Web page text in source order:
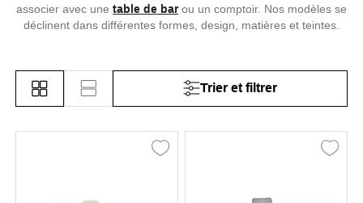
associer avec une table de barou un comptoir. Nos modèles se
déclinent dans différentes formes, design, matières et teintes.
Trier et filtrer